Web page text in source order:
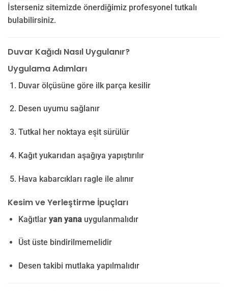
İsterseniz sitemizde önerdiğimiz profesyonel tutkalı
bulabilirsiniz.
Duvar Kağıdı Nasıl Uygulanır?
Uygulama Adımları
Duvar ölçüsüne göre ilk parça kesilir
Desen uyumu sağlanır
Tutkal her noktaya eşit sürülür
Kağıt yukarıdan aşağıya yapıştırılır
Hava kabarcıkları ragle ile alınır
Kesim ve Yerleştirme İpuçları
Kağıtlar yan yanauygulanmalıdır
Üst üste bindirilmemelidir
Desen takibi mutlaka yapılmalıdır